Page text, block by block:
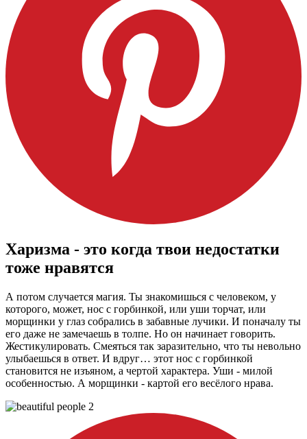
Харизма - это когда твои недостатки
тоже нравятся
А потом случается магия. Ты знакомишься с человеком, у
которого, может, нос с горбинкой, или уши торчат, или
морщинки у глаз собрались в забавные лучики. И поначалу ты
его даже не замечаешь в толпе. Но он начинает говорить.
Жестикулировать. Смеяться так заразительно, что ты невольно
улыбаешься в ответ. И вдруг… этот нос с горбинкой
становится не изъяном, а чертой характера. Уши - милой
особенностью. А морщинки - картой его весёлого нрава.